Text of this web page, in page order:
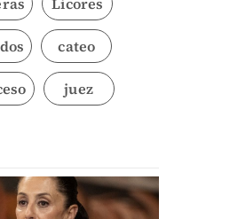
cateo
juez